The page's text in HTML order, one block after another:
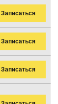
Записаться
Записаться
Записаться